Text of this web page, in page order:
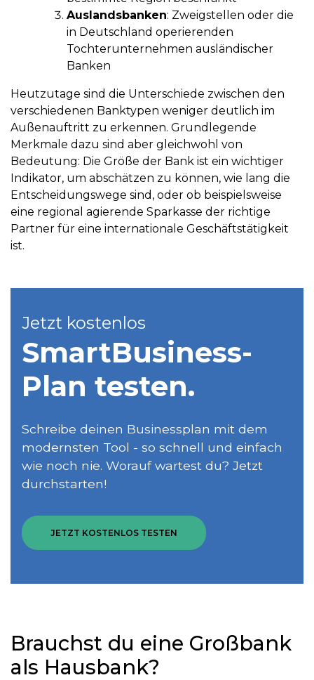
Auslandsbanken: Zweigstellen oder die
in Deutschland operierenden
Tochterunternehmen ausländischer
Banken
Heutzutage sind die Unterschiede zwischen den
verschiedenen Banktypen weniger deutlich im
Außenauftritt zu erkennen. Grundlegende
Merkmale dazu sind aber gleichwohl von
Bedeutung: Die Größe der Bank ist ein wichtiger
Indikator, um abschätzen zu können, wie lang die
Entscheidungswege sind, oder ob beispielsweise
eine regional agierende Sparkasse der richtige
Partner für eine internationale Geschäftstätigkeit
ist.
Jetzt kostenlos
SmartBusiness­
Plan testen.
Schreibe deinen Businessplan mit dem
modernsten Tool - so schnell und einfach
wie noch nie. Worauf wartest du? Jetzt
durchstarten!
JETZT KOSTENLOS TESTEN
Brauchst du eine Großbank
als Hausbank?